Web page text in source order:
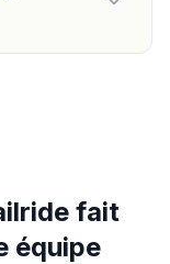
fait
équipe